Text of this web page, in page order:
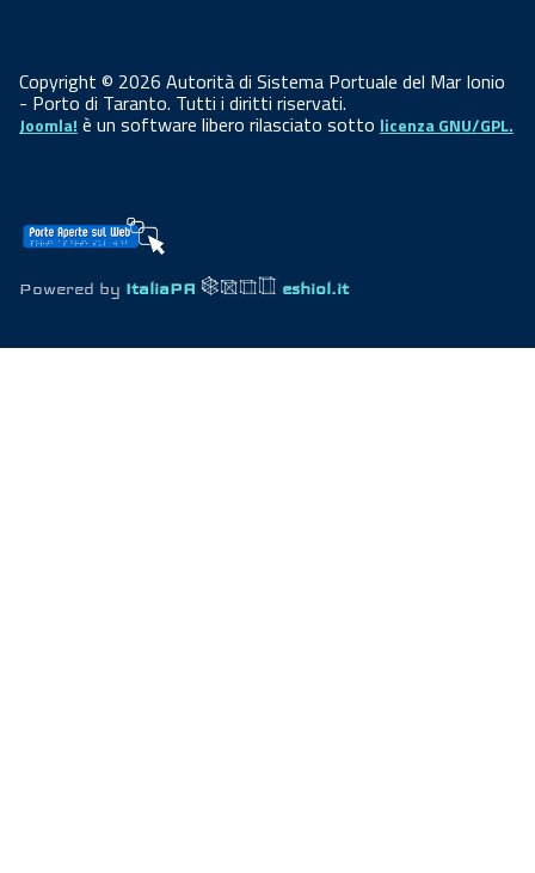
Copyright © 2026 Autorità di Sistema Portuale del Mar Ionio
- Porto di Taranto. Tutti i diritti riservati.
Joomla! è un software libero rilasciato sotto licenza GNU/GPL.
Powered by ItaliaPA eshiol.it